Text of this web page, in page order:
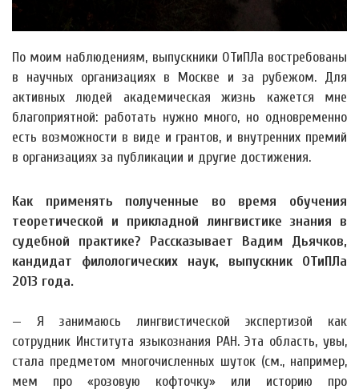
По моим наблюдениям, выпускники ОТиПЛа востребованы
в научных организациях в Москве и за рубежом. Для
активных людей академическая жизнь кажется мне
благоприятной: работать нужно много, но одновременно
есть возможности в виде и грантов, и внутренних премий
в организациях за публикации и другие достижения.
Как применять полученные во время обучения
теоретической и прикладной лингвистике знания в
судебной практике? Рассказывает Вадим Дьячков,
кандидат филологических наук, выпускник ОТиПЛа
2013 года.
— Я занимаюсь лингвистической экспертизой как
сотрудник Института языкознания РАН. Эта область, увы,
стала предметом многочисленных шуток (см., например,
мем про «розовую кофточку» или историю про